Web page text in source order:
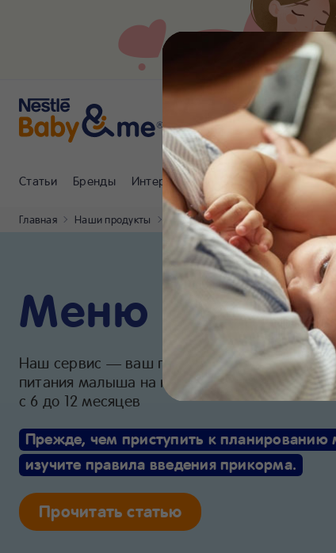
Статьи Бренды Интернет-магазин Клуб Nestlé
Главная Наши продукты GERBER® Введение прикорма
Меню для
Наш сервис — ваш помощник в составлении
питания малыша на ключевых этапах
с 6 до 12 месяцев
Прежде, чем приступить к планированию
изучите правила введения прикорма.
Прочитать статью